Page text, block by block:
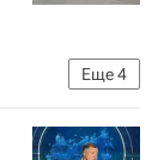
Еще4